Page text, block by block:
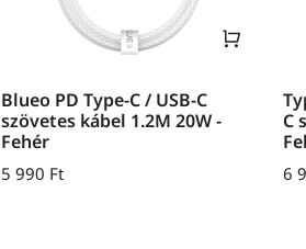
Blueo PD Type-C / USB-C
szövetes kábel 1.2M 20W -
Fehér
5 990 Ft
C
6